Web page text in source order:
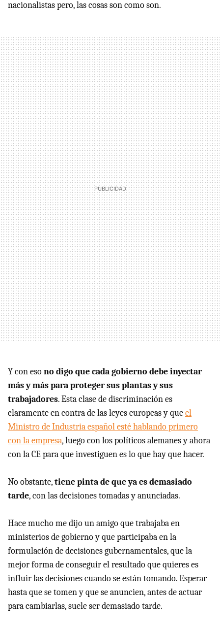
nacionalistas pero, las cosas son como son.
Y con esono digo que cada gobierno debe inyectar
más y más para proteger sus plantas y sus
trabajadores. Esta clase de discriminación es
claramente en contra de las leyes europeas y queel
Ministro de Industria español esté hablando primero
con la empresa, luego con los políticos alemanes y ahora
con la CE para que investiguen es lo que hay que hacer.
No obstante,tiene pinta de que ya es demasiado
tarde, con las decisiones tomadas y anunciadas.
Hace mucho me dijo un amigo que trabajaba en
ministerios de gobierno y que participaba en la
formulación de decisiones gubernamentales, que la
mejor forma de conseguir el resultado que quieres es
influir las decisiones cuando se están tomando. Esperar
hasta que se tomen y que se anuncien, antes de actuar
para cambiarlas, suele ser demasiado tarde.